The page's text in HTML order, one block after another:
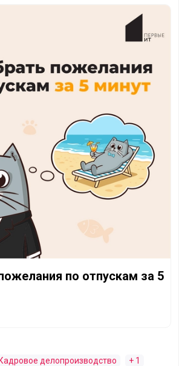
по отпускам за 5 минут
по отпускам за 5
Кадровое делопроизводство + 1